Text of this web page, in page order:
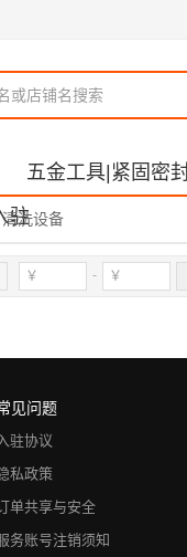
五金工具|紧固密
驻
清洗设备
-
见问题
驻协议
私政策
单共享与安全
务账号注销须知